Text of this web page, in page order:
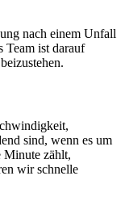
nach einem Unfall
Team ist darauf
sind, wenn es um
Minute zählt,
wir schnelle